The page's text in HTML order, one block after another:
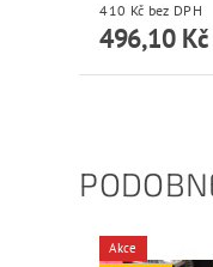
410 Kč bez DPH
496,10 Kč
Akce